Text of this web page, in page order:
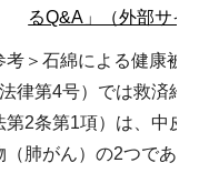
るQ&A」（外部サイ
考＞石綿による健康被
律第4号）では救済給
第2条第1項）は、中
（肺がん）の2つであ